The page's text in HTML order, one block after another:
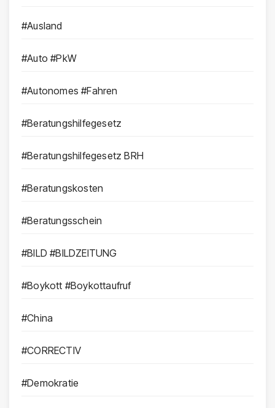
#Ausland
#Auto #PkW
#Autonomes #Fahren
#Beratungshilfegesetz
#Beratungshilfegesetz BRH
#Beratungskosten
#Beratungsschein
#BILD #BILDZEITUNG
#Boykott #Boykottaufruf
#China
#CORRECTIV
#Demokratie